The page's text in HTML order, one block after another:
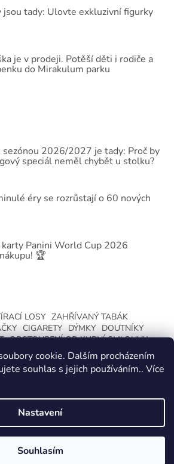
cookie. Dalším procházením
souhlas s jejich používáním.. Více
Nastavení
Souhlasím
VÍCE.
jsou tady: Ulovte exkluzivní figurky
je v prodeji. Potěší děti i rodiče a
do Mirakulum parku
2026/2027 je tady: Proč by
speciál neměl chybět u stolku?
éry se rozrůstají o 60 nových
Panini World Cup 2026
🏆
LOSY ZAHŘÍVANÝ TABÁK
CIGARETY DÝMKY
DOUTNÍKY
ODSTOUPENÍ OD KUPNÍ SMLOUVY
Vytvořil Shoptet
. Všechna práva vyhrazena.